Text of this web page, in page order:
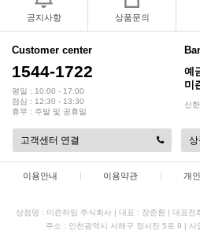
2018년 모바일샵 리뉴얼 업데이..
2017년 미즌하임 리뉴얼
2019년 설 명절 배송지연 안내
공지사항 상품문의
Customer center
1544-1722
평일 : 10:00 - 17:00
점심 : 12:30 - 13:30
휴무 : 주말 및 공휴일
예
미
신
고객센터 연결
이용안내 | 이용약관 | 개
상점명 : 미즌하임 주식회사 | 대표 : 장준환 | 대표전
주소 : 인천광역시 서해구 정서진 5로 9 | 사